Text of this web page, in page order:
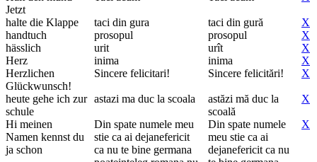
Jetzt
halte die Klappe taci din gura taci din gură
X
handtuch
prosopul prosopul
X
hässlich
urit urît
X
Herz
inima inima
X
Herzlichen
Glückwunsch!
Sincere felicitari! Sincere felicitări! X
heute gehe ich zur
schule
astazi ma duc la scoala
astăzi mă duc la
scoală
X
Hi meinen
Namen kennst du
ja schon
Din spate numele meu
stie ca ai dejanefericit
ca nu te bine germana
Din spate numele
meu stie ca ai
dejanefericit ca nu
X